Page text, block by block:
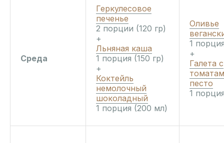
Среда
Геркулесовое
печенье
2 порции (120 гр)
+
Льняная каша
1 порция (150 гр)
+
Коктейль
немолочный
шоколадный
1 порция (200 мл)
Оливье
1
+
Галета с
песто
1